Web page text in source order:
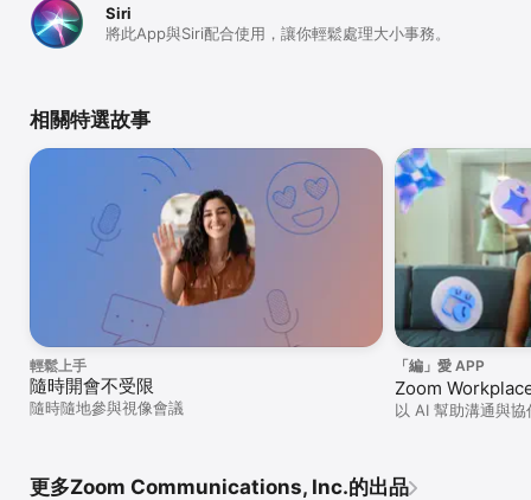
Siri
將此App與Siri配合使用，讓你輕鬆處理大小事務。
相關特選故事
輕鬆上手
隨時開會不受限
隨時隨地參與視像會議
「編」愛 APP
Zoom
以 AI 幫助溝通與協
更多Zoom Communications, Inc.的出品